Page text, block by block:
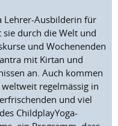
Lehrer-Ausbilderin für
durch die Welt und
und Wochenenden
mit Kirtan und
an. Auch kommen
regelmässig in
und viel
ChildplayYoga-